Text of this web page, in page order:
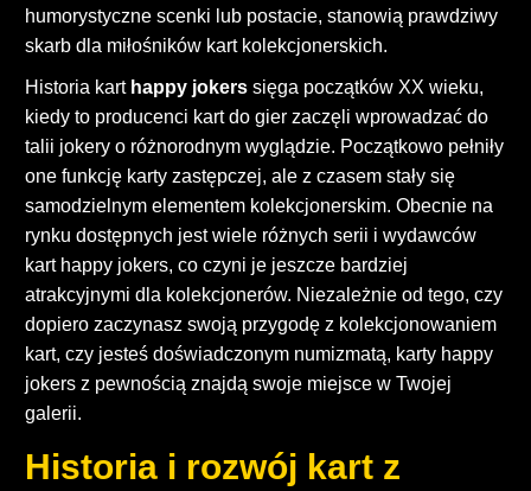
humorystyczne scenki lub postacie, stanowią prawdziwy
skarb dla miłośników kart kolekcjonerskich.
Historia kart happy jokers sięga początków XX wieku,
kiedy to producenci kart do gier zaczęli wprowadzać do
talii jokery o różnorodnym wyglądzie. Początkowo pełniły
one funkcję karty zastępczej, ale z czasem stały się
samodzielnym elementem kolekcjonerskim. Obecnie na
rynku dostępnych jest wiele różnych serii i wydawców
kart happy jokers, co czyni je jeszcze bardziej
atrakcyjnymi dla kolekcjonerów. Niezależnie od tego, czy
dopiero zaczynasz swoją przygodę z kolekcjonowaniem
kart, czy jesteś doświadczonym numizmatą, karty happy
jokers z pewnością znajdą swoje miejsce w Twojej
galerii.
Historia i rozwój kart z